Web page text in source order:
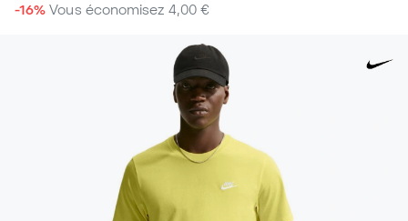
-16% Vous économisez 4,00 €